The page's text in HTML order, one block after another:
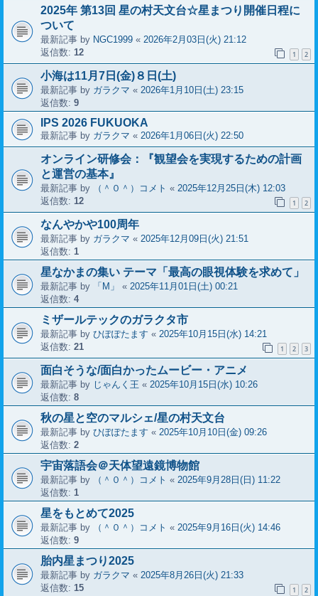
2025年 第13回 星の村天文台☆星まつり開催日程に
ついて
最新記事 by NGC1999 « 2026年2月03日(火) 21:12
返信数: 12 1 2
小海は11月7日(金)８日(土)
最新記事 by ガラクマ « 2026年1月10日(土) 23:15
返信数: 9
IPS 2026 FUKUOKA
最新記事 by ガラクマ « 2026年1月06日(火) 22:50
オンライン研修会：『観望会を実現するための計画
と運営の基本』
最新記事 by （＾０＾）コメト « 2025年12月25日(木) 12:03
返信数: 12 1 2
なんやかや100周年
最新記事 by ガラクマ « 2025年12月09日(火) 21:51
返信数: 1
星なかまの集い テーマ「最高の眼視体験を求めて」
最新記事 by 「M」 « 2025年11月01日(土) 00:21
返信数: 4
ミザールテックのガラクタ市
最新記事 by ひぽぽたます « 2025年10月15日(水) 14:21
返信数: 21 1 2 3
面白そうな/面白かったムービー・アニメ
最新記事 by じゃんく王 « 2025年10月15日(水) 10:26
返信数: 8
秋の星と空のマルシェ/星の村天文台
最新記事 by ひぽぽたます « 2025年10月10日(金) 09:26
返信数: 2
宇宙落語会＠天体望遠鏡博物館
最新記事 by （＾０＾）コメト « 2025年9月28日(日) 11:22
返信数: 1
星をもとめて2025
最新記事 by （＾０＾）コメト « 2025年9月16日(火) 14:46
返信数: 9
胎内星まつり2025
最新記事 by ガラクマ « 2025年8月26日(火) 21:33
返信数: 15 1 2